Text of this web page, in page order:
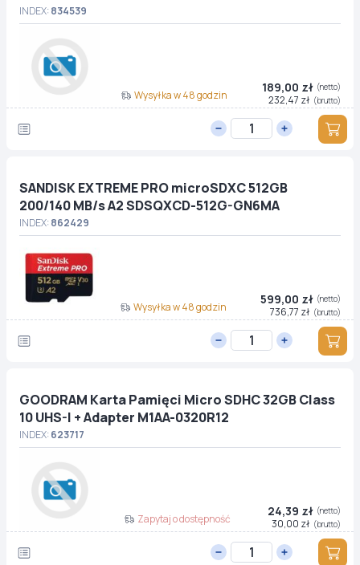
INDEX:834539
Wysyłka w 48 godzin
189,00 zł (netto)
232,47 zł (brutto)
SANDISK EXTREME PRO microSDXC 512GB
200/140 MB/s A2 SDSQXCD-512G-GN6MA
INDEX:862429
Wysyłka w 48 godzin
599,00 zł (netto)
736,77 zł (brutto)
GOODRAM Karta Pamięci Micro SDHC 32GB Class
10 UHS-I + Adapter M1AA-0320R12
INDEX:623717
Zapytaj o dostępność
24,39 zł (netto)
30,00 zł (brutto)